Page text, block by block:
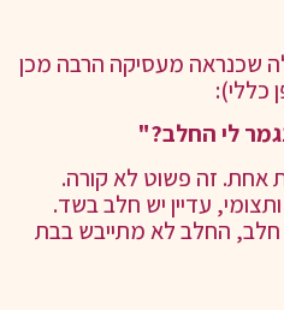
שכנראה מעסיקה הרבה מכן
כללי):
לי החלב?"
אחת. זה פשוט לא קורה.
עדיין יש חלב בשד.
חלב, החלב לא מתייבש בבת